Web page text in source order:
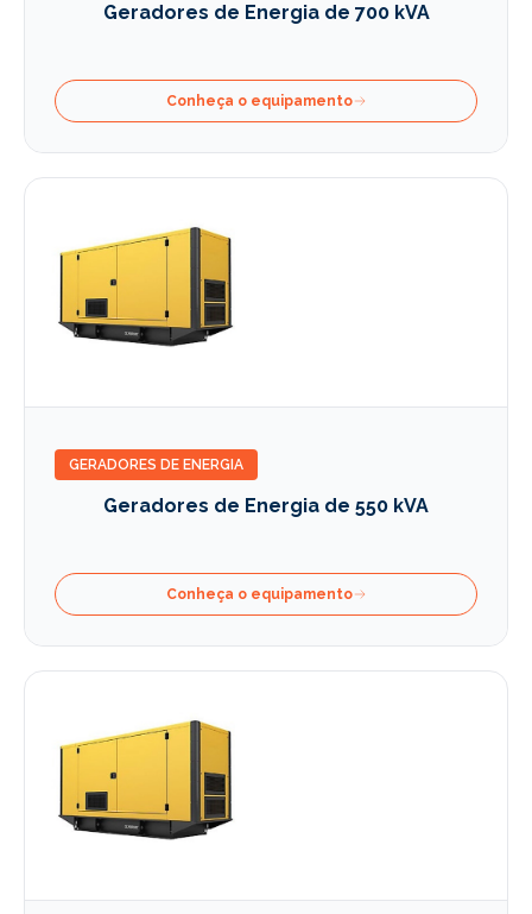
Geradores de Energia de 700 kVA
Conheça o equipamento
GERADORES DE ENERGIA
Geradores de Energia de 550 kVA
Conheça o equipamento